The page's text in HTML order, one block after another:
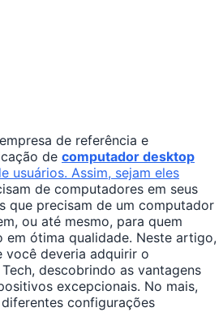
de referência e
de computador desktop
usuários. Assim, sejam eles
de computadores em seus
que precisam de um computador
ou até mesmo, para quem
em ótima qualidade. Neste artigo,
você deveria adquirir o
descobrindo as vantagens
excepcionais. No mais,
configurações